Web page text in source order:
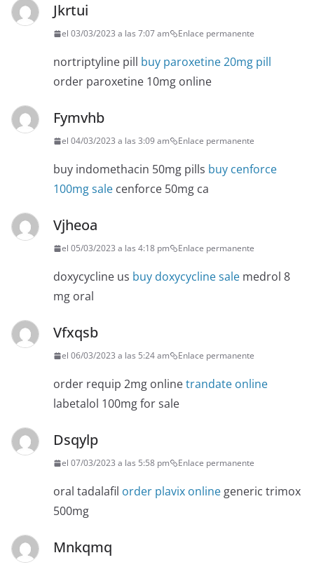
Jkrtui
el 03/03/2023 a las 7:07 am Enlace permanente
nortriptyline pill buy paroxetine 20mg pill
order paroxetine 10mg online
Fymvhb
el 04/03/2023 a las 3:09 am Enlace permanente
buy indomethacin 50mg pills buy cenforce
100mg sale cenforce 50mg ca
Vjheoa
el 05/03/2023 a las 4:18 pm Enlace permanente
doxycycline us buy doxycycline sale medrol 8
mg oral
Vfxqsb
el 06/03/2023 a las 5:24 am Enlace permanente
order requip 2mg onlinetrandate online
labetalol 100mg for sale
Dsqylp
el 07/03/2023 a las 5:58 pm Enlace permanente
oral tadalafil order plavix onlinegeneric trimox
500mg
Mnkqmq